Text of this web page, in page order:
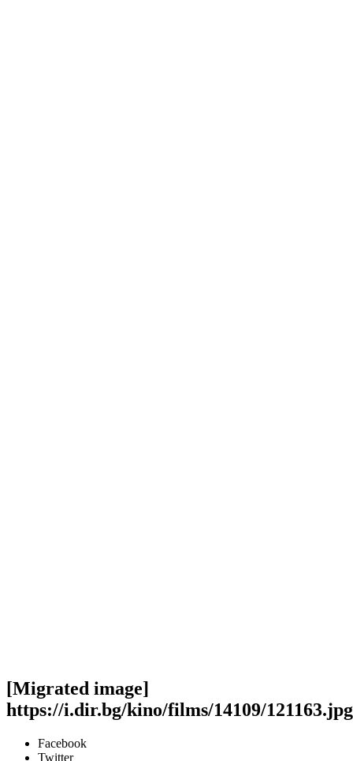
[Migrated image]
https://i.dir.bg/kino/films/14109/121163.jpg
Facebook
Twitter